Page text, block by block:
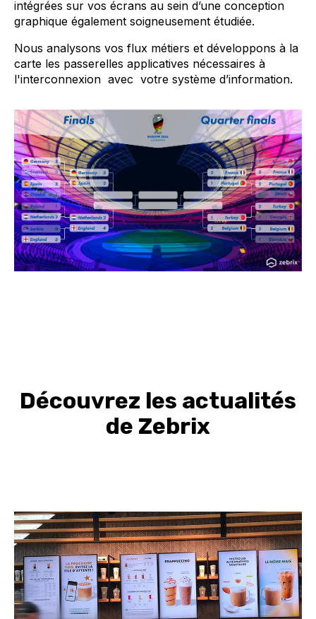
intégrées sur vos écrans au sein d’une conception
graphique également soigneusement étudiée.
Nous analysons vos flux métiers et développons à la
carte les passerelles applicatives nécessaires à
l'interconnexion avec votre système d’information.
Découvrez les actualités
de Zebrix